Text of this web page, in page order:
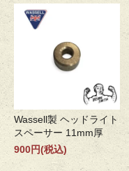
Wassell製 ヘッドライト
スペーサー 11mm厚
900円(税込)